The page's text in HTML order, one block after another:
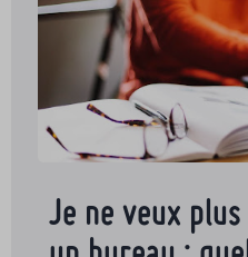
Je ne veux